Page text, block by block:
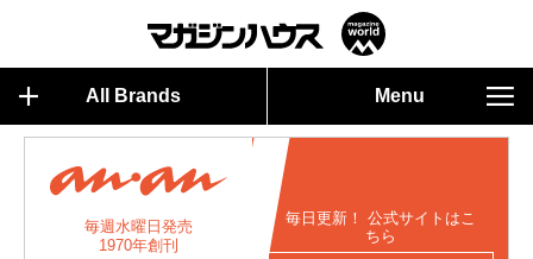
All Brands Menu
毎週水曜日発売
1970年創刊
毎日更新！ 公式サイトはこ
ちら